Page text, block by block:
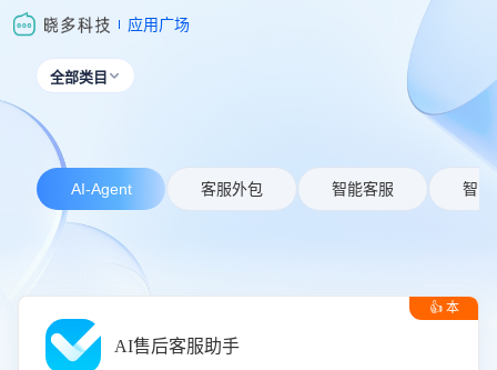
应用广场
全部类目 
AI-Agent 客服外包 智能客服 智能
👍 本
AI售后客服助手